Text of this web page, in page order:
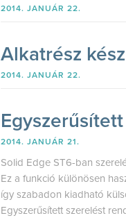
2014. JANUÁR 22.
Alkatrész
2014. JANUÁR 22.
2014. JANUÁR 21.
Solid Edge ST6-ban
Ez a funkció különösen
így szabadon kiadható
Egyszerűsített szerelést